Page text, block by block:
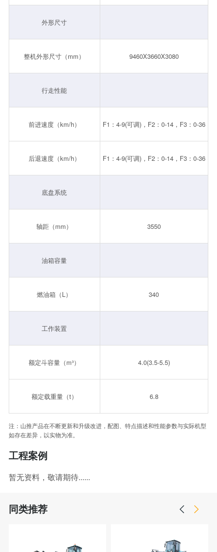
外形尺寸
整机外形尺寸（mm） 9460X3660X3080
行走性能
前进速度（km/h） F1：4-9(可调)，F2：0-14，F3：0-36
后退速度（km/h） F1：4-9(可调)，F2：0-14，F3：0-36
底盘系统
轴距（mm） 3550
油箱容量
燃油箱（L） 340
工作装置
额定斗容量（m³） 4.0(3.5-5.5)
额定载重量（t） 6.8
注：山推产品在不断更新和升级改进，配图、特点描述和性能参数与实际机型
如存在差异，以实物为准。
工程案例
暂无资料，敬请期待......
同类推荐